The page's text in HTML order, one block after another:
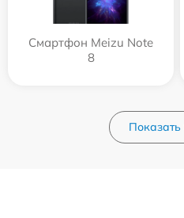
Смартфон Meizu Note
8